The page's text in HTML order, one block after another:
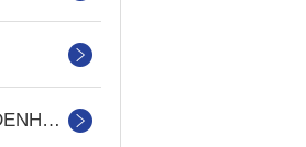
德国海德汉HEIDENHAIN